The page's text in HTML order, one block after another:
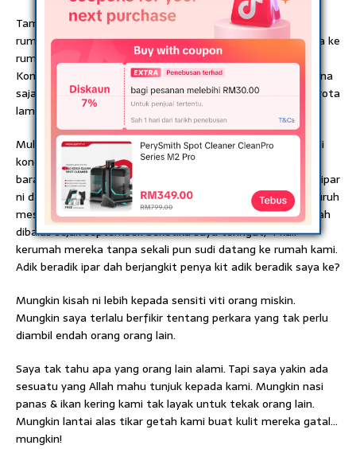
Tambah pula bila adik beradik ipar yang dulunya memilih
rumah kami sebagai destinasi wajib tiap kali dtg ke KL mula ke
rumah adik ipar yang baru berkahwin dan tinggal di
Kondominium. Kereta Saga kami yang usung mereka kemana
saja bukan lagi pilihan setelah adik ipar menukar kereta toyota
lama kepada estima.
Mulanya kami berbaik sangka, mesej adik ipar yang duduk di
kondominium ni walaupun tak balas. Fikir saya sibuk
barangkali. Tapi, tadi dapat tahu dari adik ipar bongsu, adik ipar
ni dah tukar no tel. Bila ditanya no baru, kakaknya pesan suruh
mesej no lamanya saja. Ya, no yang whatsappnya tak pernah
dibalas sejak september. Seketika saya teringat, 4 kali
kerumah mereka tanpa sekali pun sudi datang ke rumah kami.
Adik beradik ipar dah berjangkit penya kit adik beradik saya ke?
Mungkin kisah ni lebih kepada sensiti viti orang miskin.
Mungkin saya terlalu berfikir tentang perkara yang tak perlu
diambil endah orang orang lain.
Saya tak tahu apa yang orang lain alami. Tapi saya yakin ada
sesuatu yang Allah mahu tunjuk kepada kami. Mungkin nasi
panas & ikan kering kami tak layak untuk tekak orang lain.
Mungkin lantai alas tikar getah kami buat kulit mereka gatal…
mungkin!